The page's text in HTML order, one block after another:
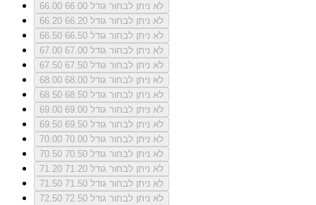
66.00
לא ניתן לבחור גודל 66.00
66.20
לא ניתן לבחור גודל 66.20
66.50
לא ניתן לבחור גודל 66.50
67.00
לא ניתן לבחור גודל 67.00
67.50
לא ניתן לבחור גודל 67.50
68.00
לא ניתן לבחור גודל 68.00
68.50
לא ניתן לבחור גודל 68.50
69.00
לא ניתן לבחור גודל 69.00
69.50
לא ניתן לבחור גודל 69.50
70.00
לא ניתן לבחור גודל 70.00
70.50
לא ניתן לבחור גודל 70.50
71.20
לא ניתן לבחור גודל 71.20
71.50
לא ניתן לבחור גודל 71.50
72.50
לא ניתן לבחור גודל 72.50